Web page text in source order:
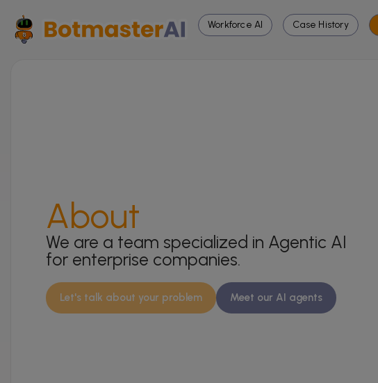
Workforce AI Case History
About
We are a team specialized in Agentic AI
for enterprise companies.
Let's talk about your problem Meet our AI agents